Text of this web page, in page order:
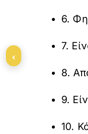
6.
7.
8.
9.
10.
‹